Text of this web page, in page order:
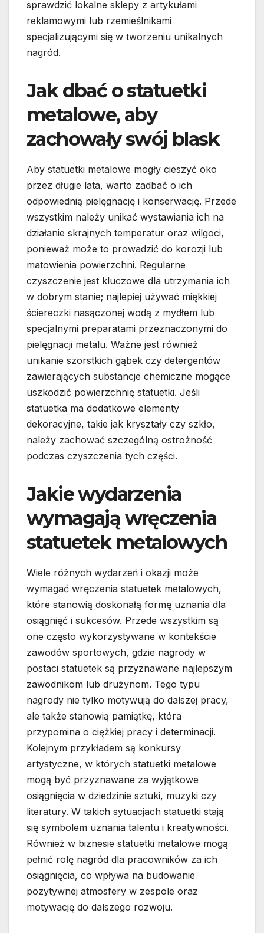
sprawdzić lokalne sklepy z artykułami
reklamowymi lub rzemieślnikami
specjalizującymi się w tworzeniu unikalnych
nagród.
Jak dbać o statuetki
metalowe, aby
zachowały swój blask
Aby statuetki metalowe mogły cieszyć oko
przez długie lata, warto zadbać o ich
odpowiednią pielęgnację i konserwację. Przede
wszystkim należy unikać wystawiania ich na
działanie skrajnych temperatur oraz wilgoci,
ponieważ może to prowadzić do korozji lub
matowienia powierzchni. Regularne
czyszczenie jest kluczowe dla utrzymania ich
w dobrym stanie; najlepiej używać miękkiej
ściereczki nasączonej wodą z mydłem lub
specjalnymi preparatami przeznaczonymi do
pielęgnacji metalu. Ważne jest również
unikanie szorstkich gąbek czy detergentów
zawierających substancje chemiczne mogące
uszkodzić powierzchnię statuetki. Jeśli
statuetka ma dodatkowe elementy
dekoracyjne, takie jak kryształy czy szkło,
należy zachować szczególną ostrożność
podczas czyszczenia tych części.
Jakie wydarzenia
wymagają wręczenia
statuetek metalowych
Wiele różnych wydarzeń i okazji może
wymagać wręczenia statuetek metalowych,
które stanowią doskonałą formę uznania dla
osiągnięć i sukcesów. Przede wszystkim są
one często wykorzystywane w kontekście
zawodów sportowych, gdzie nagrody w
postaci statuetek są przyznawane najlepszym
zawodnikom lub drużynom. Tego typu
nagrody nie tylko motywują do dalszej pracy,
ale także stanowią pamiątkę, która
przypomina o ciężkiej pracy i determinacji.
Kolejnym przykładem są konkursy
artystyczne, w których statuetki metalowe
mogą być przyznawane za wyjątkowe
osiągnięcia w dziedzinie sztuki, muzyki czy
literatury. W takich sytuacjach statuetki stają
się symbolem uznania talentu i kreatywności.
Również w biznesie statuetki metalowe mogą
pełnić rolę nagród dla pracowników za ich
osiągnięcia, co wpływa na budowanie
pozytywnej atmosfery w zespole oraz
motywację do dalszego rozwoju.